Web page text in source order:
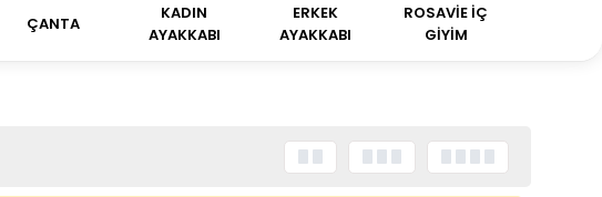
ÇANTA
KADIN
AYAKKABI
ERKEK
AYAKKABI
ROSAVİE İÇ
GİYİM